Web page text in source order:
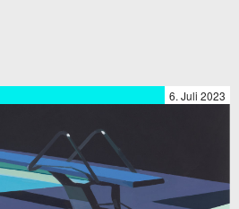
6. Juli 2023